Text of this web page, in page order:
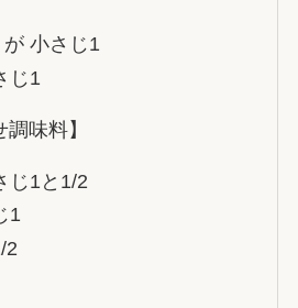
小さじ1
じ1
調味料】
じ1と1/2
1
2